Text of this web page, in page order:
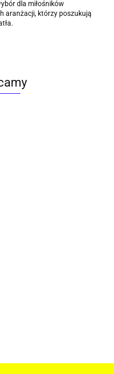
dla miłośników
aranżacji, którzy poszukują